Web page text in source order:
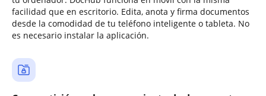
facilidad que en escritorio. Edita, anota y firma documentos
desde la comodidad de tu teléfono inteligente o tableta. No
es necesario instalar la aplicación.